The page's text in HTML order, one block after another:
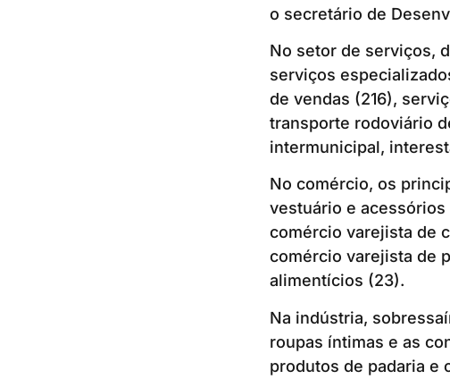
o secretário de
No setor de serviços,
serviços
de vendas (216),
transporte rodoviário
intermunicipal,
No comércio, os
vestuário e
comércio varejista de
comércio varejista de
alimentícios (23).
Na indústria,
roupas íntimas e as
produtos de padaria e